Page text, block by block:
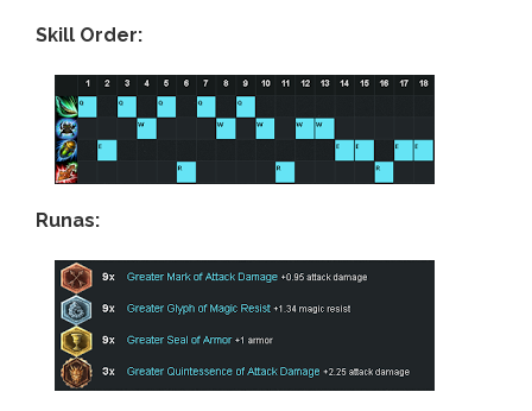
Skill Order:
Runas: